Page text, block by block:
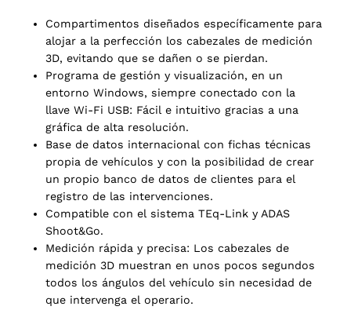
Compartimentos diseñados específicamente para
alojar a la perfección los cabezales de medición
3D, evitando que se dañen o se pierdan.
Programa de gestión y visualización, en un
entorno Windows, siempre conectado con la
llave Wi-Fi USB: Fácil e intuitivo gracias a una
gráfica de alta resolución.
Base de datos internacional con fichas técnicas
propia de vehículos y con la posibilidad de crear
un propio banco de datos de clientes para el
registro de las intervenciones.
Compatible con el sistema TEq-Link y ADAS
Shoot&Go.
Medición rápida y precisa: Los cabezales de
medición 3D muestran en unos pocos segundos
todos los ángulos del vehículo sin necesidad de
que intervenga el operario.